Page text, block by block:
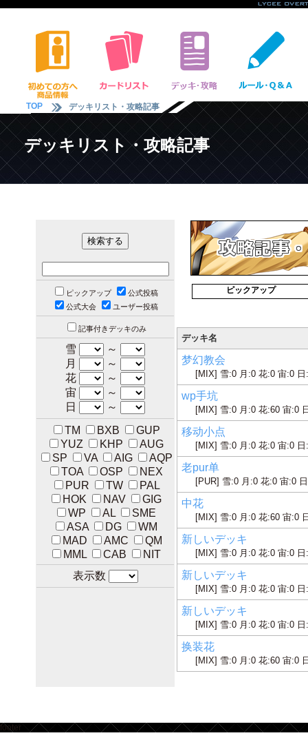
TOP デッキリスト・攻略記事
デッキリスト・攻略記事
ピックアップ
公式投稿
公式大会
ユーザー投稿
記事付きデッキのみ
雪
～
月
～
花
～
宙
～
日
～
TM
BXB
GUP
YUZ
KHP
AUG
SP
VA AIG
AQP
TOA
OSP
NEX
PUR
TW
PAL
HOK
NAV
GIG
WP
AL
SME
ASA
DG
WM
MAD
AMC
QM
MML
CAB
NIT
表示数
ピックアップ
デッキ名
梦幻教会
[MIX] 雪:0 月:0 花:0 宙:0
wp手坑
[MIX] 雪:0 月:0 花:60 宙:0
移动小点
[MIX] 雪:0 月:0 花:0 宙:0
老pur单
[PUR] 雪:0 月:0 花:0 宙:0
中花
[MIX] 雪:0 月:0 花:60 宙:0
新しいデッキ
[MIX] 雪:0 月:0 花:0 宙:0
新しいデッキ
[MIX] 雪:0 月:0 花:0 宙:0
新しいデッキ
[MIX] 雪:0 月:0 花:0 宙:0
换装花
[MIX] 雪:0 月:0 花:60 宙:0
footer